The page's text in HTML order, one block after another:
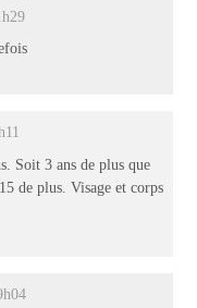
Soit 3 ans de plus que
de plus. Visage et corps